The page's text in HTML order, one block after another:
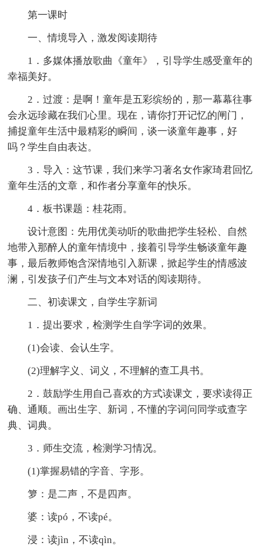
第一课时
一、情境导入，激发阅读期待
1．多媒体播放歌曲《童年》，引导学生感受童年的
幸福美好。
2．过渡：是啊！童年是五彩缤纷的，那一幕幕往事
会永远珍藏在我们心里。现在，请你打开记忆的闸门，
捕捉童年生活中最精彩的瞬间，谈一谈童年趣事，好
吗？学生自由表达。
3．导入：这节课，我们来学习著名女作家琦君回忆
童年生活的文章，和作者分享童年的快乐。
4．板书课题：桂花雨。
设计意图：先用优美动听的歌曲把学生轻松、自然
地带入那醉人的童年情境中，接着引导学生畅谈童年趣
事，最后教师饱含深情地引入新课，掀起学生的情感波
澜，引发孩子们产生与文本对话的阅读期待。
二、初读课文，自学生字新词
1．提出要求，检测学生自学字词的效果。
(1)会读、会认生字。
(2)理解字义、词义，不理解的查工具书。
2．鼓励学生用自己喜欢的方式读课文，要求读得正
确、通顺。画出生字、新词，不懂的字词问同学或查字
典、词典。
3．师生交流，检测学习情况。
(1)掌握易错的字音、字形。
箩：是二声，不是四声。
婆：读pó，不读pé。
浸：读jìn，不读qìn。